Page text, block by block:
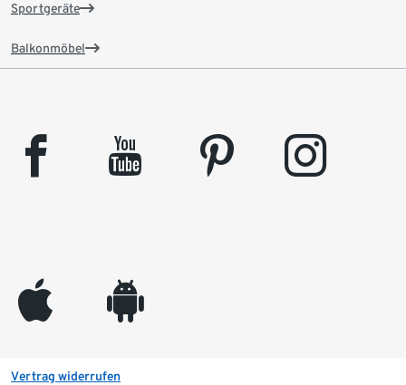
Sportgeräte
Balkonmöbel
facebook youtube pinterest instagram
appleinc android
Vertrag widerrufen